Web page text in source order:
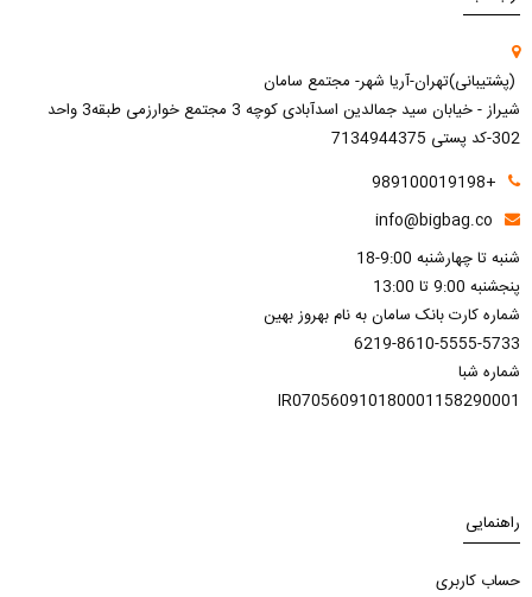
(پشتیبانی)تهران-آریا شهر- مجتمع سامان
شیراز - خیابان سید جمالدین اسدآبادی کوچه 3 مجتمع خوارزمی طبقه3 واحد
302-کد پستی 7134944375
+989100019198
info@bigbag.co
شنبه تا چهارشنبه 9:00-18
پنجشنبه 9:00 تا 13:00
شماره کارت بانک سامان به نام بهروز بهین
6219-8610-5555-5733
شماره شبا
IR070560910180001158290001
راهنمایی
حساب کاربری